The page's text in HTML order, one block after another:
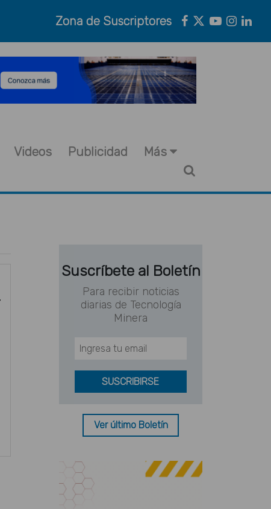
Zona de Suscriptores
Videos Publicidad Más
Suscríbete al Boletín
Para recibir noticias
diarias de Tecnología
Minera
Ver último Boletín